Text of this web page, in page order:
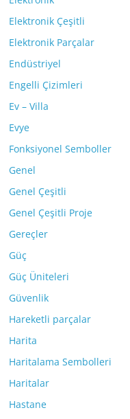
Elektronik Çeşitli
Elektronik Parçalar
Endüstriyel
Engelli Çizimleri
Ev – Villa
Evye
Fonksiyonel Semboller
Genel
Genel Çeşitli
Genel Çeşitli Proje
Gereçler
Güç
Güç Üniteleri
Güvenlik
Hareketli parçalar
Harita
Haritalama Sembolleri
Haritalar
Hastane